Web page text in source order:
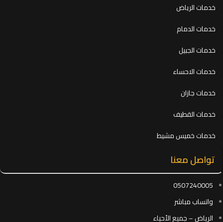
خدمات الرياض
خدمات الدمام
خدمات الجبيل
خدمات الاحساء
خدمات جازان
خدمات القطيف
خدمات خميس مشيط
تواصل معنا
0507240005
واتساب مباشر
الرياض – جميع الأحياء